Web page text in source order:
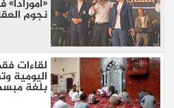
نجوم
لقاءات
اليومية
بلغة